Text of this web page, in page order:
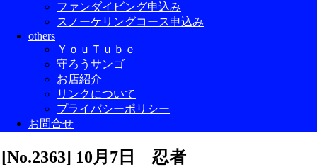
ファンダイビング申込み
スノーケリングコース申込み
others
ＹｏｕＴｕｂｅ
守ろうサンゴ
お店紹介
リンクについて
プライバシーポリシー
お問合せ
[No.2363] 10月7日 忍者